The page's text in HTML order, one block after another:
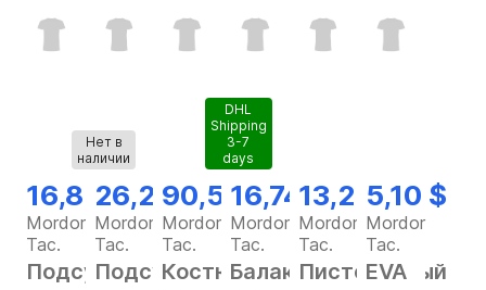
16,82 $
Mordor
Tac.
Подсумок
Нет в
наличии
26,28 $
Mordor
Tac.
Подсумок
90,56 $
Mordor
Tac.
Костюм
DHL
Shipping
3-7
days
16,74 $
Mordor
Tac.
Балаклава
13,25 $
Mordor
Tac.
Пистолетный
5,10 $
Mordor
Tac.
EVA